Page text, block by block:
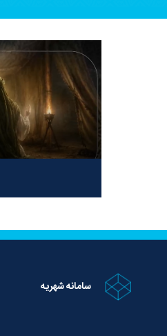
سامانه شهریه